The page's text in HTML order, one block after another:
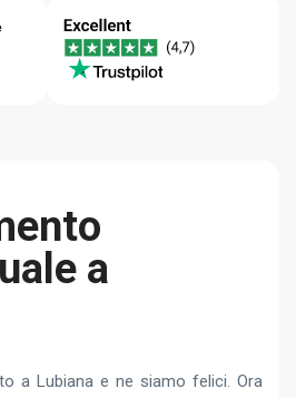
a
a Lubiana e ne siamo felici. Ora